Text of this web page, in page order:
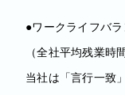
●ワークライフバ
（全社平均残業時
当社は「言行一致